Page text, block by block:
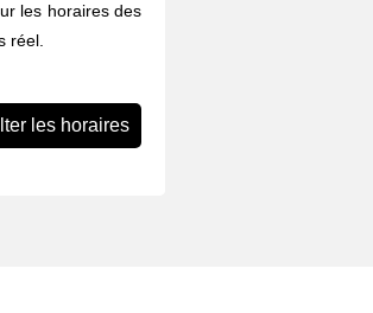
les horaires des
réel.
les horaires